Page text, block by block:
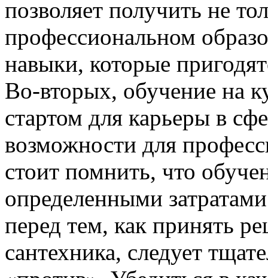
позволяет получить не
профессиональном
навыки, которые
Во-вторых, обучение на
стартом для карьеры в
возможности для
стоит помнить, что
определенными
перед тем, как принять
сантехника, следует